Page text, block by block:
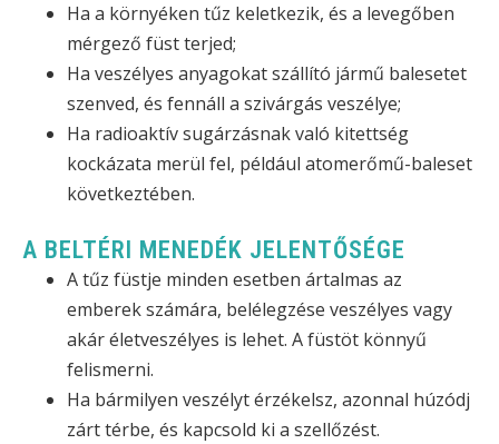
Ha a környéken tűz keletkezik, és a levegőben
mérgező füst terjed;
Ha veszélyes anyagokat szállító jármű balesetet
szenved, és fennáll a szivárgás veszélye;
Ha radioaktív sugárzásnak való kitettség
kockázata merül fel, például atomerőmű-baleset
következtében.
A BELTÉRI MENEDÉK JELENTŐSÉGE
A tűz füstje minden esetben ártalmas az
emberek számára, belélegzése veszélyes vagy
akár életveszélyes is lehet. A füstöt könnyű
felismerni.
Ha bármilyen veszélyt érzékelsz, azonnal húzódj
zárt térbe, és kapcsold ki a szellőzést.